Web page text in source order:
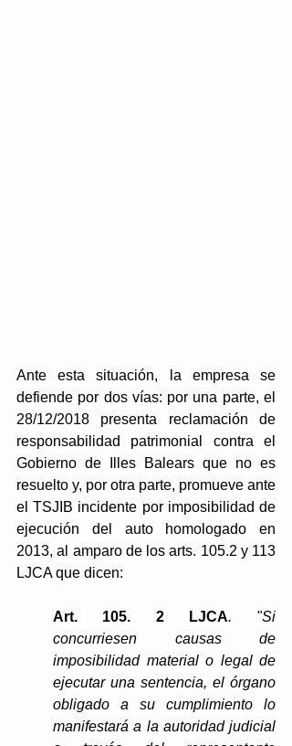
Ante esta situación, la empresa se
defiende por dos vías: por una parte, el
28/12/2018 presenta reclamación de
responsabilidad patrimonial contra el
Gobierno de Illes Balears que no es
resuelto y, por otra parte, promueve ante
el TSJIB incidente por imposibilidad de
ejecución del auto homologado en
2013, al amparo de los arts. 105.2 y 113
LJCA que dicen:
Art. 105. 2 LJCA. "Si
concurriesen causas de
imposibilidad material o legal de
ejecutar una sentencia, el órgano
obligado a su cumplimiento lo
manifestará a la autoridad judicial